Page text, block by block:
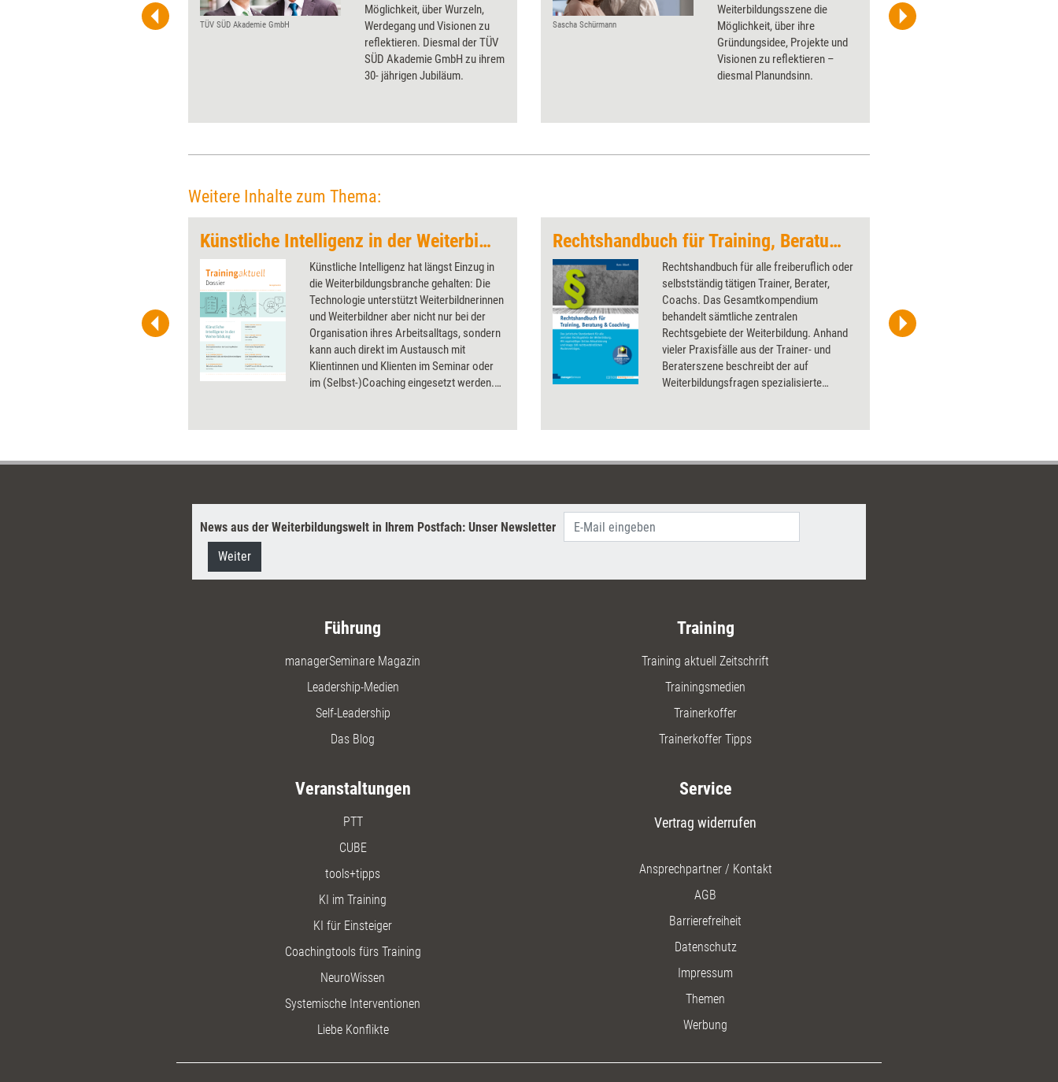
TÜV SÜD Akademie GmbH
Möglichkeit, über Wurzeln,
Werdegang und Visionen zu
reflektieren. Diesmal der TÜV
SÜD Akademie GmbH zu ihrem
30-­ jährigen Jubiläum.
Sascha Schürmann
Weiterbildungsszene die
Möglichkeit, über ihre
Gründungsidee, Projekte und
Visionen zu ­reflektieren –
diesmal Planundsinn.
Privat
Weitere Inhalte zum Thema:
Künstliche Intelligenz in der Weiterbildung
Künstliche Intelligenz hat längst Einzug in
die Weiterbildungsbranche gehalten: Die
Technologie unterstützt Weiterbildnerinnen
und Weiterbildner aber nicht nur bei der
Organisation ihres Arbeitsalltags, sondern
kann auch direkt im Austausch mit
Klientinnen und Klienten im Seminar oder
im (Selbst-)Coaching eingesetzt werden.
Rechtshandbuch für Training, Beratung und Coaching
Rechtshandbuch für alle freiberuflich oder
selbstständig tätigen Trainer, Berater,
Coachs. Das Gesamtkompendium
behandelt sämtliche zentralen
Rechtsgebiete der Weiterbildung. Anhand
vieler Praxisfälle aus der Trainer- und
Beraterszene beschreibt der auf
Weiterbildungsfragen spezialisierte
was im Rahmen von AGB machbar ist, wie
ungerechtfertigte Forderungen abwehren,
beschäftigen, die eigene Marke schützen,
News aus der Weiterbildungswelt in Ihrem Postfach: Unser Newsletter
Weiter
Führung
managerSeminare Magazin
Leadership-Medien
Self-Leadership
Das Blog
Training
Training aktuell Zeitschrift
Trainingsmedien
Trainerkoffer
Trainerkoffer Tipps
Veranstaltungen
PTT
CUBE
tools+tipps
KI im Training
KI für Einsteiger
Coachingtools fürs Training
NeuroWissen
Systemische Interventionen
Liebe Konflikte
Service
Vertrag widerrufen
Ansprechpartner / Kontakt
AGB
Barrierefreiheit
Datenschutz
Impressum
Themen
Werbung